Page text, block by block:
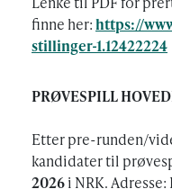
finne her:https://
stillinger-1.12422224
PRØVESPILL
Etter pre-runden/
kandidater til
2026i NRK.